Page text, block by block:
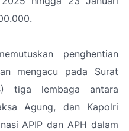
penghentian
mengacu pada Surat
tiga lembaga antara
Agung, dan Kapolri
APIP dan APH dalam